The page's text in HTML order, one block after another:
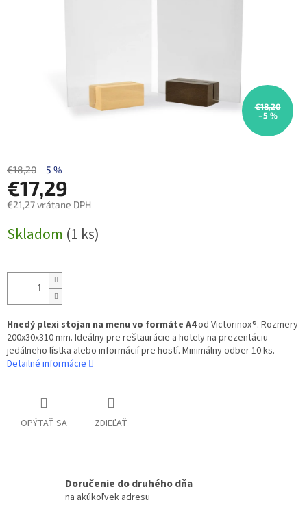
€18,20
–5 %
€18,20 –5 %
€17,29
€21,27 vrátane DPH
cena:
Skladom (1 ks)
Hnedý plexi stojan na menu vo formáte A4od Victorinox®. Rozmery
200x30x310 mm. Ideálny pre reštaurácie a hotely na prezentáciu
jedálneho lístka alebo informácií pre hostí. Minimálny odber 10 ks.
Detailné informácie
OPÝTAŤ SA ZDIEĽAŤ
Doručenie do druhého dňa
na akúkoľvek adresu